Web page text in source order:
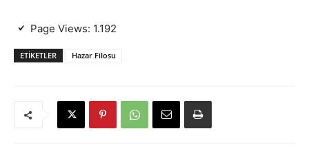
Page Views: 1.192
ETIKETLER Hazar Filosu